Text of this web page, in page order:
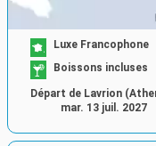
Luxe Francophone
Boissons incluses
Départ de Lavrion
mar. 13 juil. 2027